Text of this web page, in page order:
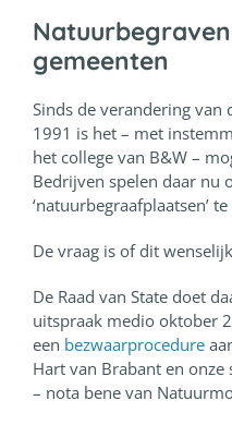
gemeenten
Sinds de verandering van
1991 is het – met
het college van B&W –
Bedrijven spelen daar nu
‘natuurbegraafplaatsen’
De vraag is of dit
De Raad van State doet
uitspraak medio oktober
een bezwaarprocedure
Hart van Brabant en
– nota bene van